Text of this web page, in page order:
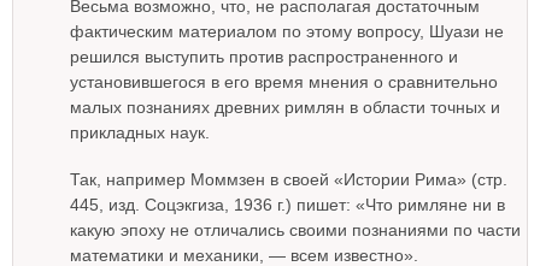
Весьма возможно, что, не располагая достаточным
фактическим материалом по этому вопросу, Шуази не
решился выступить против распространенного и
установившегося в его время мнения о сравнительно
малых познаниях древних римлян в области точных и
прикладных наук.
Так, например Моммзен в своей «Истории Рима» (стр.
445, изд. Соцэкгиза, 1936 г.) пишет: «Что римляне ни в
какую эпоху не отличались своими познаниями по части
математики и механики, — всем известно».